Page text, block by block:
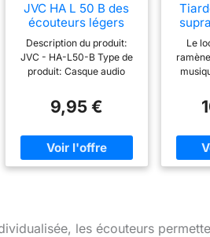
JVC HA L 50 B des
écouteurs légers
supplémentaires -
design pliable noir
Description du produit:
JVC - HA-L50-B Type de
produit: Casque audio
9,95 €
Le
Prise
mm
les écouteurs